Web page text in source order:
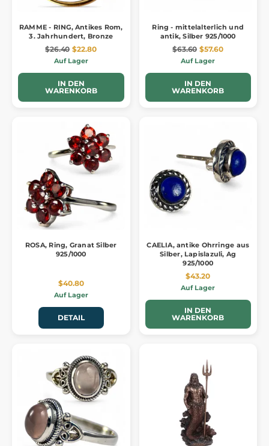
RAMME - RING, Antikes Rom,
3. Jahrhundert, Bronze
$26.40 $22.80
Auf Lager
IN DEN
WARENKORB
Ring - mittelalterlich und
antik, Silber 925/1000
$63.60 $57.60
Auf Lager
IN DEN
WARENKORB
ROSA, Ring, Granat Silber
925/1000
$40.80
Auf Lager
DETAIL
CAELIA, antike Ohrringe aus
Silber, Lapislazuli, Ag
925/1000
$43.20
Auf Lager
IN DEN
WARENKORB